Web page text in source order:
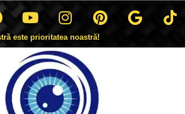
este prioritatea noastră!